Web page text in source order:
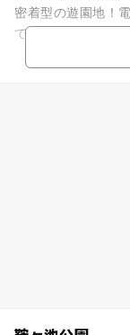
密着型の遊園地！
です。 入園料は無料ですが、多彩な有料アトラクションが満